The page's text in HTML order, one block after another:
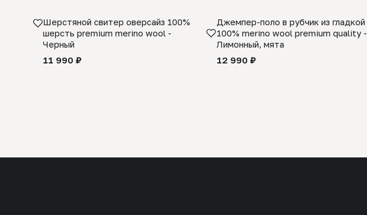
Шерстяной свитер оверсайз 100%
шерсть premium merino wool -
Черный
11 990 ₽
Джемпер-поло в рубчик из гладкой
100% merino wool premium quality -
Лимонный, мята
12 990 ₽